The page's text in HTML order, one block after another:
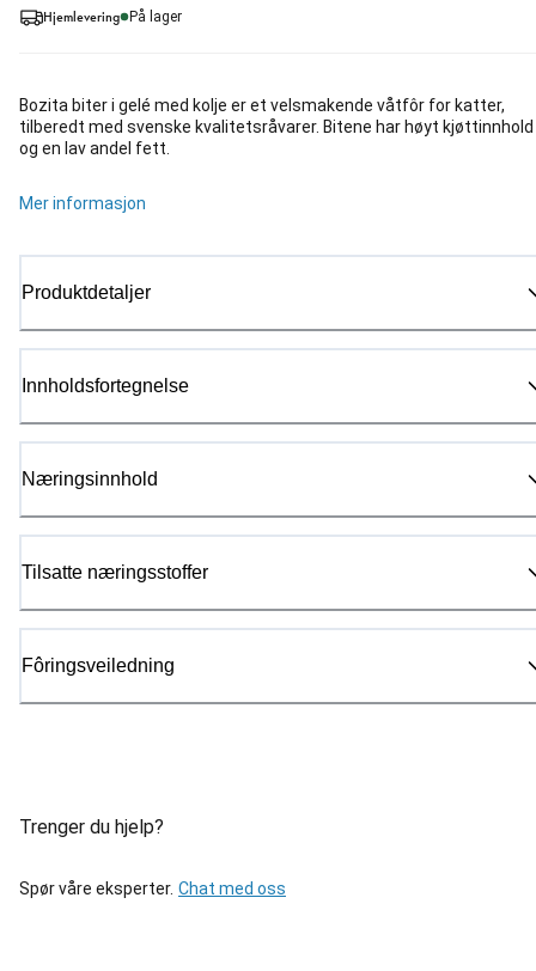
Hjemlevering På lager
Bozita biter i gelé med kolje er et velsmakende våtfôr for katter,
tilberedt med svenske kvalitetsråvarer. Bitene har høyt kjøttinnhold
og en lav andel fett.
Mer informasjon
Produktdetaljer
Innholdsfortegnelse
Næringsinnhold
Tilsatte næringsstoffer
Fôringsveiledning
Trenger du hjelp?
Spør våre eksperter. Chat med oss